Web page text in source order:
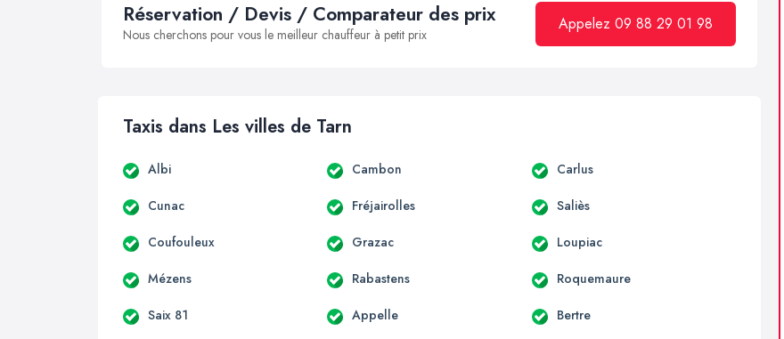
Réservation / Devis / Comparateur des prix
Nous cherchons pour vous le meilleur chauffeur à petit prix
Appelez 09 88 29 01 98
Taxis dans Les villes de Tarn
Albi Cambon Carlus
Cunac Fréjairolles Saliès
Coufouleux Grazac Loupiac
Mézens Rabastens Roquemaure
Saix 81 Appelle Bertre